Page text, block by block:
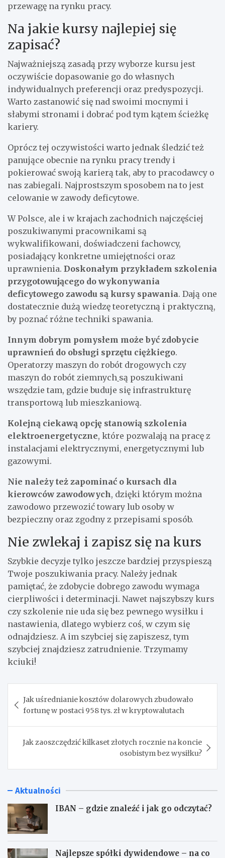
przewagę na rynku pracy.
Na jakie kursy najlepiej się
zapisać?
Najważniejszą zasadą przy wyborze kursu jest
oczywiście dopasowanie go do własnych
indywidualnych preferencji oraz predyspozycji.
Warto zastanowić się nad swoimi mocnymi i
słabymi stronami i dobrać pod tym kątem ścieżkę
kariery.
Oprócz tej oczywistości warto jednak śledzić też
panujące obecnie na rynku pracy trendy i
pokierować swoją karierą tak, aby to pracodawcy o
nas zabiegali. Najprostszym sposobem na to jest
celowanie w zawody deficytowe.
W Polsce, ale i w krajach zachodnich najczęściej
poszukiwanymi pracownikami są
wykwalifikowani, doświadczeni fachowcy,
posiadający konkretne umiejętności oraz
uprawnienia. Doskonałym przykładem szkolenia
przygotowującego do wykonywania
deficytowego zawodu są kursy spawania. Dają one
dostatecznie dużą wiedzę teoretyczną i praktyczną,
by poznać różne techniki spawania.
Innym dobrym pomysłem może być zdobycie
uprawnień do obsługi sprzętu ciężkiego.
Operatorzy maszyn do robót drogowych czy
maszyn do robót ziemnych są poszukiwani
wszędzie tam, gdzie buduje się infrastrukturę
transportową lub mieszkaniową.
Kolejną ciekawą opcję stanowią szkolenia
elektroenergetyczne, które pozwalają na pracę z
instalacjami elektrycznymi, energetycznymi lub
gazowymi.
Nie należy też zapominać o kursach dla
kierowców zawodowych, dzięki którym można
zawodowo przewozić towary lub osoby w
bezpieczny oraz zgodny z przepisami sposób.
Nie zwlekaj i zapisz się na kurs
Szybkie decyzje tylko jeszcze bardziej przyspieszą
Twoje poszukiwania pracy. Należy jednak
pamiętać, że zdobycie dobrego zawodu wymaga
cierpliwości i determinacji. Nawet najszybszy kurs
czy szkolenie nie uda się bez pewnego wysiłku i
nastawienia, dlatego wybierz coś, w czym się
odnajdziesz. A im szybciej się zapiszesz, tym
szybciej znajdziesz zatrudnienie. Trzymamy
kciuki!
wpisu
Jak uśrednianie kosztów dolarowych zbudowało
fortunę w postaci 958 tys. zł w kryptowalutach
Jak zaoszczędzić kilkaset złotych rocznie na koncie
osobistym bez wysiłku?
Aktualności
IBAN – gdzie znaleźć i jak go odczytać?
Najlepsze spółki dywidendowe – na co